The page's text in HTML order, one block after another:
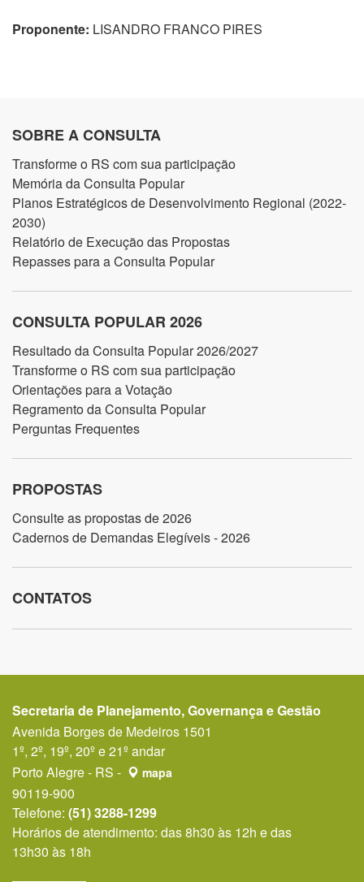
Proponente: LISANDRO FRANCO PIRES
SOBRE A CONSULTA
Transforme o RS com sua participação
Memória da Consulta Popular
Planos Estratégicos de Desenvolvimento Regional (2022-
2030)
Relatório de Execução das Propostas
Repasses para a Consulta Popular
CONSULTA POPULAR 2026
Resultado da Consulta Popular 2026/2027
Transforme o RS com sua participação
Orientações para a Votação
Regramento da Consulta Popular
Perguntas Frequentes
PROPOSTAS
Consulte as propostas de 2026
Cadernos de Demandas Elegíveis - 2026
CONTATOS
Secretaria de Planejamento, Governança e Gestão
Avenida Borges de Medeiros 1501
1º, 2º, 19º, 20º e 21º andar
Porto Alegre - RS -
mapa
90119-900
Telefone: (51) 3288-1299
Horários de atendimento: das 8h30 às 12h e das
13h30 às 18h